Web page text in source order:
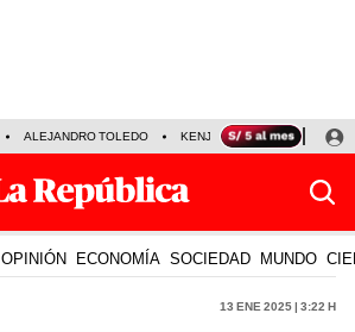
ALEJANDRO TOLEDO KENJI FUJIMORI
OPINIÓN ECONOMÍA SOCIEDAD MUNDO
13 Ene 2025 | 3:22 h